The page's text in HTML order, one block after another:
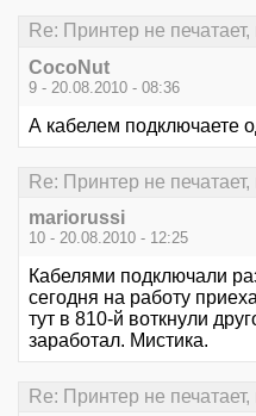
Re: Принтер не
CocoNut
9 - 20.08.2010 - 08:36
А кабелем подключаете
Re: Принтер не
mariorussi
10 - 20.08.2010 - 12:25
Кабелями подключали
сегодня на работу
тут в 810-й воткнули
заработал. Мистика.
Re: Принтер не